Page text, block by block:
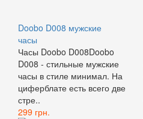
Doobo D008 мужские
часы
Часы Doobo D008Doobo
D008 - стильные мужские
часы в стиле минимал. На
циферблате есть всего две
стре..
299 грн.